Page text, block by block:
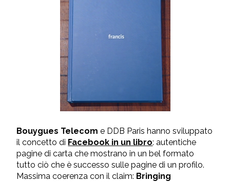
Bouygues Telecome DDB Paris hanno sviluppato
il concetto di Facebook in un libro: autentiche
pagine di carta che mostrano in un bel formato
tutto ciò che è successo sulle pagine di un profilo.
Massima coerenza con il claim: Bringing